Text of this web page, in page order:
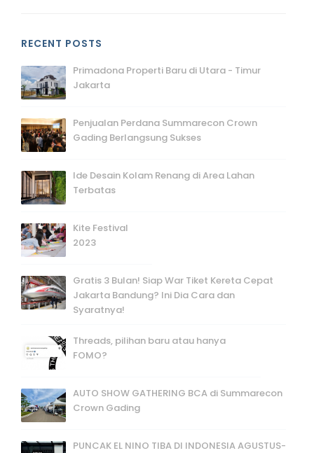
RECENT POSTS
Primadona Properti Baru di Utara - Timur
Jakarta
Penjualan Perdana Summarecon Crown
Gading Berlangsung Sukses
Ide Desain Kolam Renang di Area Lahan
Terbatas
Kite Festival
2023
Gratis 3 Bulan! Siap War Tiket Kereta Cepat
Jakarta Bandung? Ini Dia Cara dan
Syaratnya!
Threads, pilihan baru atau hanya
FOMO?
AUTO SHOW GATHERING BCA di Summarecon
Crown Gading
PUNCAK EL NINO TIBA DI INDONESIA AGUSTUS-